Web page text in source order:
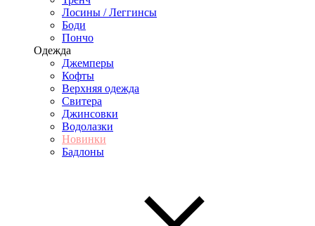
Лосины / Леггинсы
Боди
Пончо
Одежда
Джемперы
Кофты
Верхняя одежда
Свитера
Джинсовки
Водолазки
Новинки
Бадлоны